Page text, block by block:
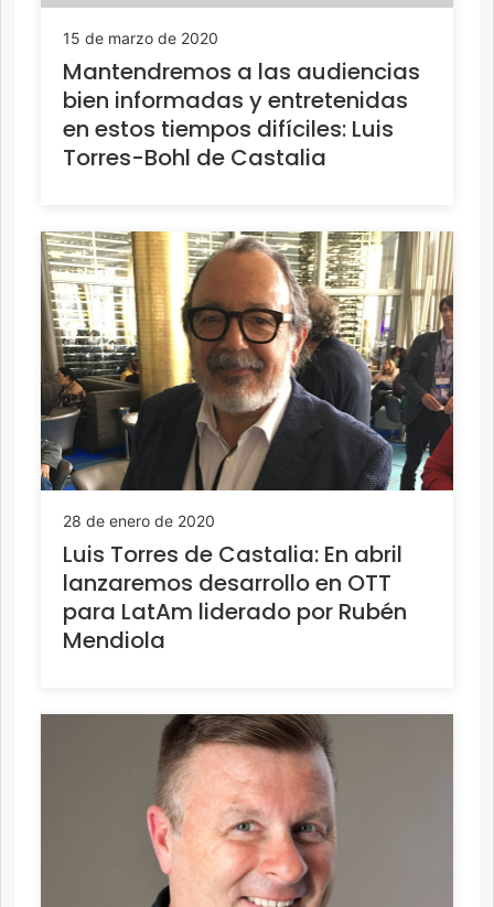
15 de marzo de 2020
Mantendremos a las audiencias
bien informadas y entretenidas
en estos tiempos difíciles: Luis
Torres-Bohl de Castalia
28 de enero de 2020
Luis Torres de Castalia: En abril
lanzaremos desarrollo en OTT
para LatAm liderado por Rubén
Mendiola